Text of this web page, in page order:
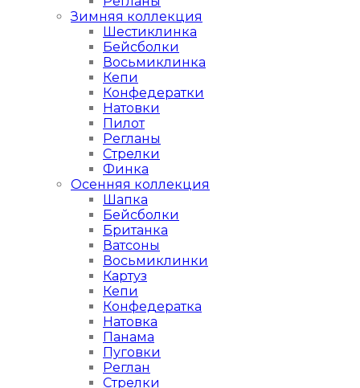
Зимняя коллекция
Шестиклинка
Бейсболки
Восьмиклинка
Кепи
Конфедератки
Натовки
Пилот
Регланы
Стрелки
Финка
Осенняя коллекция
Шапка
Бейсболки
Британка
Ватсоны
Восьмиклинки
Картуз
Кепи
Конфедератка
Натовка
Панама
Пуговки
Реглан
Стрелки